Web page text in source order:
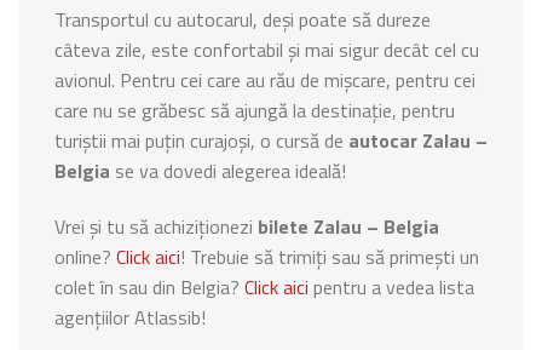
Transportul cu autocarul, deși poate să dureze
câteva zile, este confortabil și mai sigur decât cel cu
avionul. Pentru cei care au rău de mișcare, pentru cei
care nu se grăbesc să ajungă la destinație, pentru
turiștii mai puțin curajoși, o cursă de autocar Zalau –
Belgia se va dovedi alegerea ideală!
Vrei și tu să achiziționezi bilete Zalau – Belgia
online? Click aici! Trebuie să trimiți sau să primești un
colet în sau din Belgia? Click aici pentru a vedea lista
agențiilor Atlassib!